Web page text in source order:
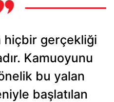
hiçbir gerçekliği
Kamuoyunu
bu yalan
başlatılan